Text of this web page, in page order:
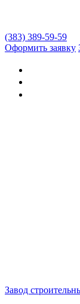
(383) 389-59-59
Оформить заявку
Завод